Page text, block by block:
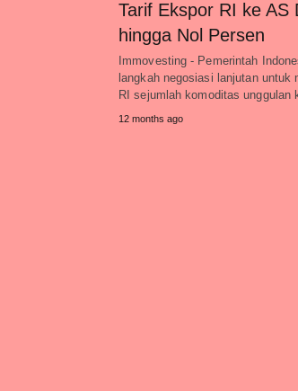
Tarif Ekspor RI ke AS
hingga Nol Persen
Immovesting - Pemerintah
langkah negosiasi lanjutan untuk
RI sejumlah komoditas
12 months ago